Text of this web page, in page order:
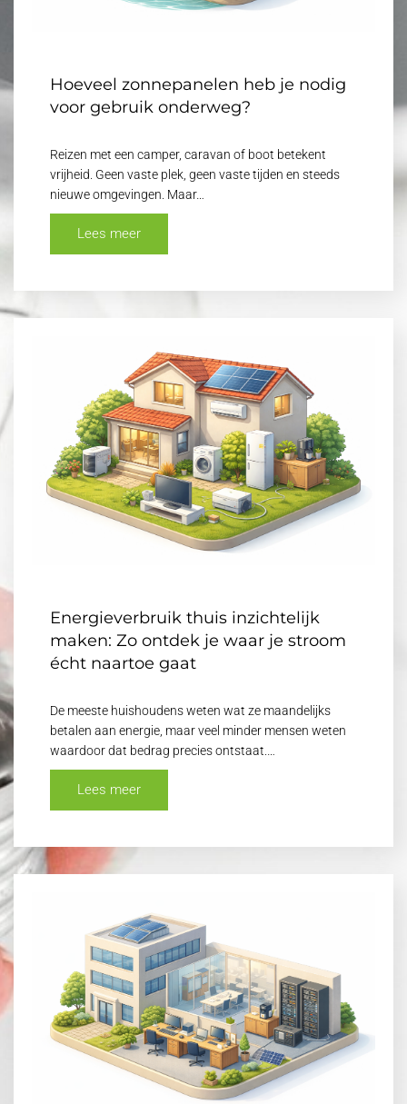
Hoeveel zonnepanelen heb je nodig
voor gebruik onderweg?
Reizen met een camper, caravan of boot betekent
vrijheid. Geen vaste plek, geen vaste tijden en steeds
nieuwe omgevingen. Maar…
Lees meer
Energieverbruik thuis inzichtelijk
maken: Zo ontdek je waar je stroom
écht naartoe gaat
De meeste huishoudens weten wat ze maandelijks
betalen aan energie, maar veel minder mensen weten
waardoor dat bedrag precies ontstaat.…
Lees meer